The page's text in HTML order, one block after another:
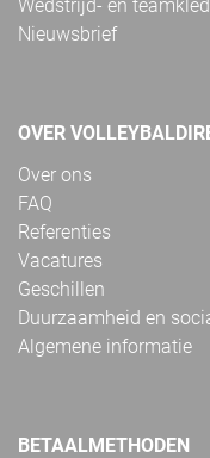
Wedstrijd- en
Nieuwsbrief
OVER
Over ons
FAQ
Referenties
Vacatures
Geschillen
Duurzaamheid en
Algemene informatie
BETAALMETHODEN